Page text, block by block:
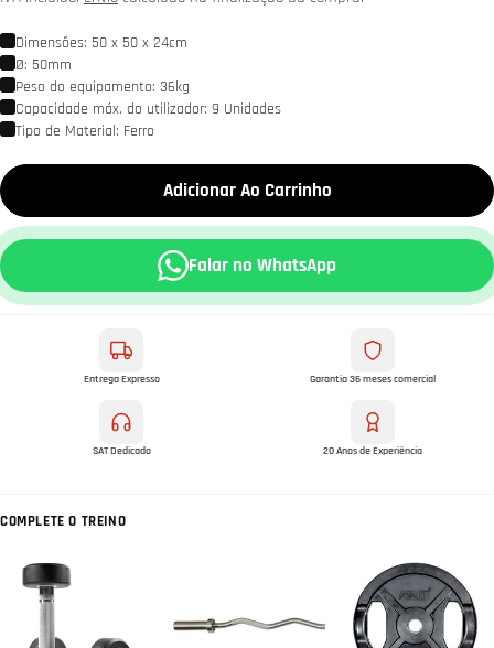
Dimensões: 50 x 50 x 24cm
Ø: 50mm
Peso do equipamento: 36kg
Capacidade máx. do utilizador: 9 Unidades
Tipo de Material: Ferro
Adicionar Ao Carrinho
Falar no WhatsApp
Entrega Expresso Garantia 36 meses comercial
SAT Dedicado 20 Anos de Experiência
COMPLETE O TREINO